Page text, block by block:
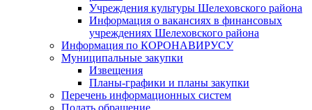
Учреждения культуры Шелеховского района
Информация о вакансиях в финансовых
учреждениях Шелеховского района
Информация по КОРОНАВИРУСУ
Муниципальные закупки
Извещения
Планы-графики и планы закупки
Перечень информационных систем
Подать обращение